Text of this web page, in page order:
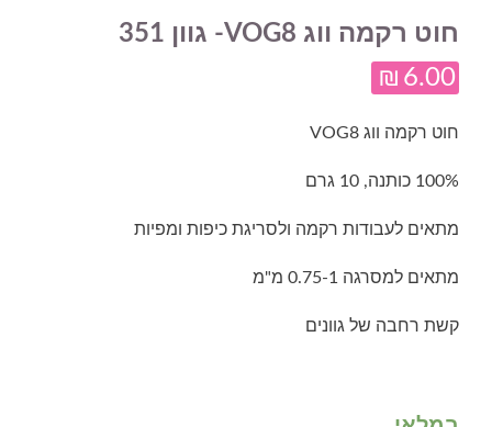
חוט רקמה ווג VOG8- גוון 351
₪ 6.00
חוט רקמה ווג VOG8
100% כותנה, 10 גרם
מתאים לעבודות רקמה ולסריגת כיפות ומפיות
מתאים למסרגה 0.75-1 מ"מ
קשת רחבה של גוונים